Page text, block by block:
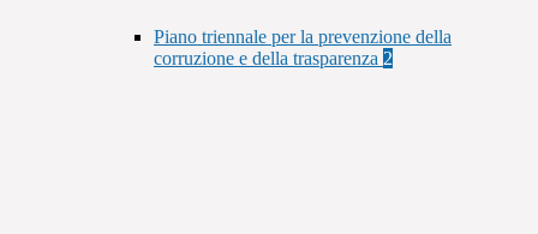
Piano triennale per la prevenzione della
corruzione e della trasparenza 2